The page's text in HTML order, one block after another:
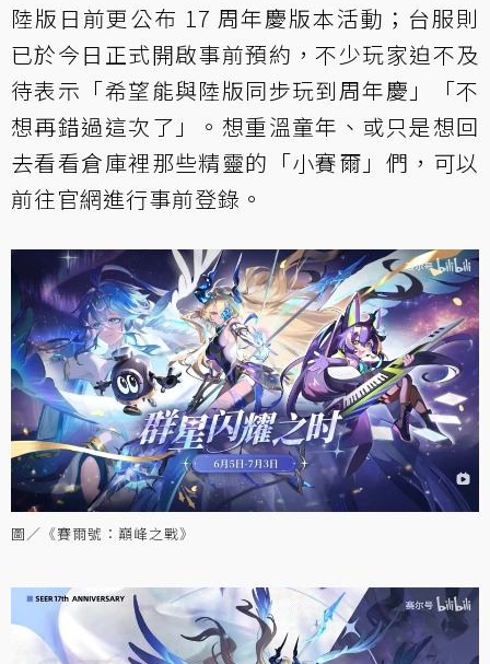
陸版日前更公布 17 周年慶版本活動；台服則
已於今日正式開啟事前預約，不少玩家迫不及
待表示「希望能與陸版同步玩到周年慶」「不
想再錯過這次了」。想重溫童年、或只是想回
去看看倉庫裡那些精靈的「小賽爾」們，可以
前往官網進行事前登錄。
圖／《賽爾號：巔峰之戰》